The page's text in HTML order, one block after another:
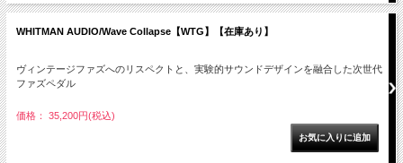
WHITMAN AUDIO/Wave Collapse【WTG】【在庫あり】
ヴィンテージファズへのリスペクトと、実験的サウンドデザインを融合した次世代
ファズペダル
価格： 35,200円(税込)